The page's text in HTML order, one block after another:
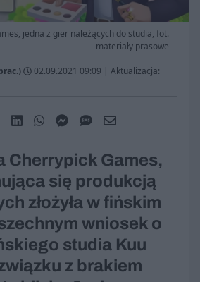
jedna z gier należących do studia, fot.
materiały prasowe
02.09.2021 09:09 | Aktualizacja:
Cherrypick Games,
się produkcją
złożyła w fińskim
wniosek o
studia Kuu
z brakiem